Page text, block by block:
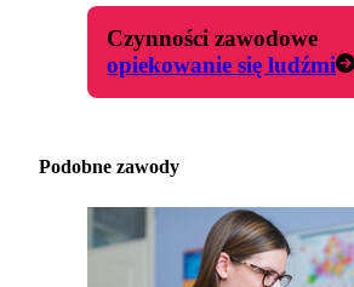
Czynności zawodowe
opiekowanie się ludźmi
Podobne zawody